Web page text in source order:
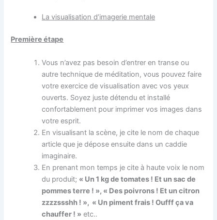
La visualisation d’imagerie mentale
Première étape
Vous n’avez pas besoin d’entrer en transe ou
autre technique de méditation, vous pouvez faire
votre exercice de visualisation avec vos yeux
ouverts. Soyez juste détendu et installé
confortablement pour imprimer vos images dans
votre esprit.
En visualisant la scène, je cite le nom de chaque
article que je dépose ensuite dans un caddie
imaginaire.
En prenant mon temps je cite à haute voix le nom
du produit; « Un 1 kg de tomates ! Et un sac de
pommes terre ! », « Des poivrons ! Et un citron
zzzzssshh ! », « Un piment frais ! Oufff ça va
chauffer ! » etc..